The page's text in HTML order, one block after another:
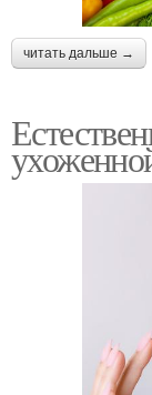
читать дальше →